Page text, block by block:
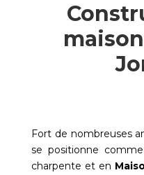
Fort de nombreuses
se positionne
charpente et en